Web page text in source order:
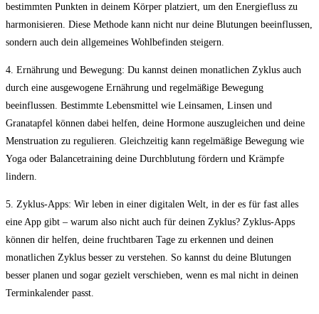
bestimmten Punkten in deinem Körper platziert, um den Energiefluss zu
harmonisieren. Diese Methode kann nicht nur deine Blutungen beeinflussen,
sondern auch dein allgemeines Wohlbefinden steigern.
4. Ernährung und Bewegung: Du kannst deinen monatlichen Zyklus auch
durch eine ausgewogene Ernährung und regelmäßige Bewegung
beeinflussen. Bestimmte Lebensmittel wie Leinsamen, Linsen und
Granatapfel können dabei helfen, deine Hormone auszugleichen und deine
Menstruation zu regulieren. Gleichzeitig kann regelmäßige Bewegung wie
Yoga oder Balancetraining deine Durchblutung fördern und Krämpfe
lindern.
5. Zyklus-Apps: Wir leben in einer digitalen Welt, in der es für fast alles
eine App gibt – warum also nicht auch für deinen Zyklus? Zyklus-Apps
können dir helfen, deine fruchtbaren Tage zu erkennen und deinen
monatlichen Zyklus besser zu verstehen. So kannst du deine Blutungen
besser planen und sogar gezielt verschieben, wenn es mal nicht in deinen
Terminkalender passt.